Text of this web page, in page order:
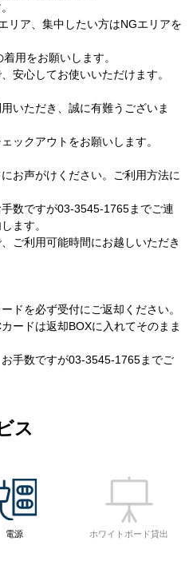
リア、集中したい方はNGエリアを
用をお願いします。
安心してお使いいただけます。
いただき、誠に有難うございま
ックアウトをお願いします。
お声がけください。ご利用方法に
数ですが03-3545-1765までご連
ます。
ご利用可能時間にお越しいただき
ドを必ず受付にご返却ください。
ードは返却BOXに入れてそのまま
手数ですが03-3545-1765までご
ス
電源 ホワイトボード貸出